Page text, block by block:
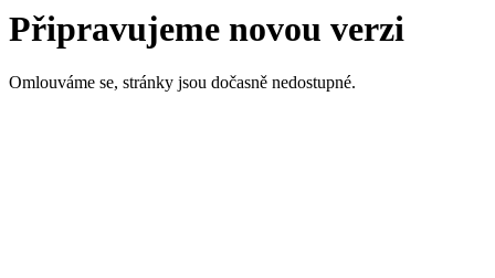
Připravujeme novou verzi
Omlouváme se, stránky jsou dočasně nedostupné.